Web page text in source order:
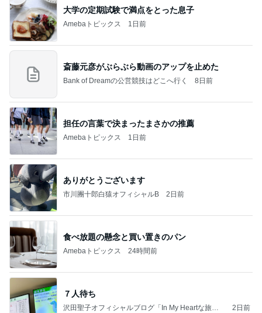
大学の定期試験で満点をとった息子
Amebaトピックス 1日前
斎藤元彦がぶらぶら動画のアップを止めた
Bank of Dreamの公営競技はどこへ行く 8日前
担任の言葉で決まったまさかの推薦
Amebaトピックス 1日前
ありがとうございます
市川團十郎白猿オフィシャルB 2日前
食べ放題の懸念と買い置きのパン
Amebaトピックス 24時間前
７人待ち
沢田聖子オフィシャルブログ「In My Heartな旅日
2日前